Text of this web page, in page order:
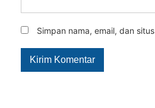
Simpan nama, email, dan